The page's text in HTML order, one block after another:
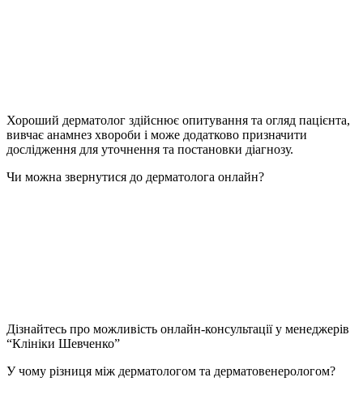
Хороший дерматолог здійснює опитування та огляд пацієнта,
вивчає анамнез хвороби і може додатково призначити
дослідження для уточнення та постановки діагнозу.
Чи можна звернутися до дерматолога онлайн?
Дізнайтесь про можливість онлайн-консультації у менеджерів
“Клініки Шевченко”
У чому різниця між дерматологом та дерматовенерологом?